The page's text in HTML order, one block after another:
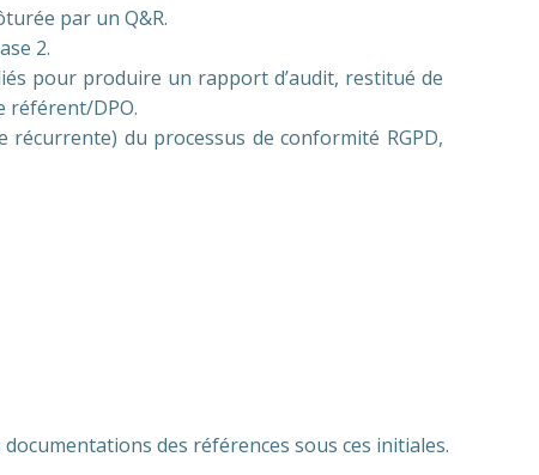
par un Q&R.
2.
pour produire un rapport d’audit, restitué de
référent/DPO.
du processus de conformité RGPD,
des références sous ces initiales.